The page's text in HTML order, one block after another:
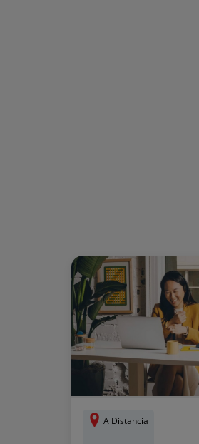
A Distancia